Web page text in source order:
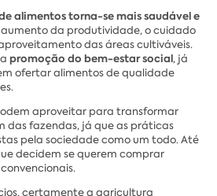
alimentos torna-se mais saudável e
da produtividade, o cuidado
das áreas cultiváveis.
promoção do bem-estar social, já
ofertar alimentos de qualidade
aproveitar para transformar
das fazendas, já que as práticas
pela sociedade como um todo. Até
decidem se querem comprar
certamente a agricultura